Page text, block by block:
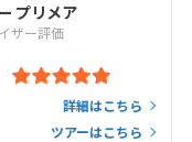
プリメア
ザー評価
詳細はこちら
ツアーはこちら